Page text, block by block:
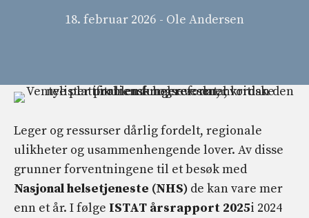
18. februar 2026 - Ole Andersen
Leger og ressurser dårlig fordelt, regionale
ulikheter og usammenhengende lover. Av disse
grunner forventningene til et besøk med
Nasjonal helsetjeneste (NHS) de kan vare mer
enn et år. I følge ISTAT årsrapport 2025i 2024